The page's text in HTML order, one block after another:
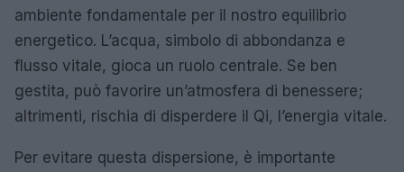
ambiente fondamentale per il nostro equilibrio
energetico. L’acqua, simbolo di abbondanza e
flusso vitale, gioca un ruolo centrale. Se ben
gestita, può favorire un’atmosfera di benessere;
altrimenti, rischia di disperdere il Qi, l’energia vitale.
Per evitare questa dispersione, è importante